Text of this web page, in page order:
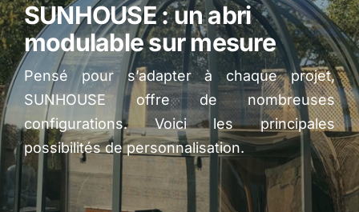
SUNHOUSE : un abri
modulable sur mesure
Pensé pour s’adapter à chaque projet,
SUNHOUSE offre de nombreuses
configurations. Voici les principales
possibilités de personnalisation.